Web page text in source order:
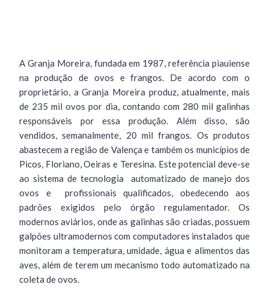
A Granja Moreira, fundada em 1987, referência piauiense
na produção de ovos e frangos. De acordo com o
proprietário, a Granja Moreira produz, atualmente, mais
de 235 mil ovos por dia, contando com 280 mil galinhas
responsáveis por essa produção. Além disso, são
vendidos, semanalmente, 20 mil frangos. Os produtos
abastecem a região de Valença e também os municípios de
Picos, Floriano, Oeiras e Teresina. Este potencial deve-se
ao sistema de tecnologia automatizado de manejo dos
ovos e profissionais qualificados, obedecendo aos
padrões exigidos pelo órgão regulamentador. Os
modernos aviários, onde as galinhas são criadas, possuem
galpões ultramodernos com computadores instalados que
monitoram a temperatura, umidade, água e alimentos das
aves, além de terem um mecanismo todo automatizado na
coleta de ovos.